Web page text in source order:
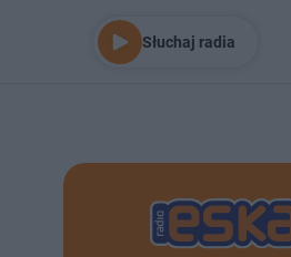
Słuchaj radia